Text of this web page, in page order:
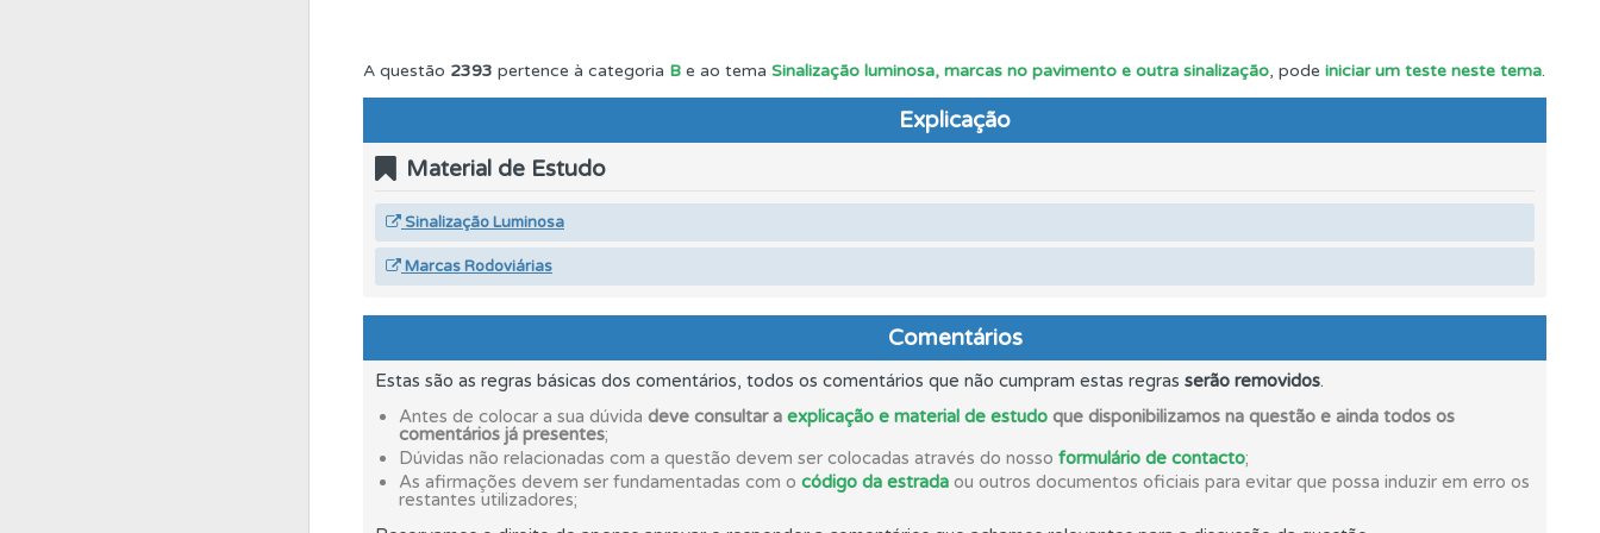
Consulte aqui todas as questões que usamos na plataforma.
Biblioteca Consulte o código da estrada na nossa biblioteca.
Questões Consulte as explicações das questões para esclarecimentos adicionais.
Testes Deve fazer o teste que recomendamos para obter os melhores resultados.
Tem um histórico dos seus testes no seu perfil.
A questão 2393 pertence à categoria B e ao tema Sinalização luminosa, marcas no pavimento e outra sinalização, pode iniciar um teste neste tema.
Explicação
Material de Estudo
Sinalização Luminosa
Marcas Rodoviárias
Comentários
Estas são as regras básicas dos comentários, todos os comentários que não cumpram estas regras serão removidos.
Antes de colocar a sua dúvida deve consultar a explicação e material de estudo que disponibilizamos na questão e ainda todos os
comentários já presentes;
Dúvidas não relacionadas com a questão devem ser colocadas através do nosso formulário de contacto;
As afirmações devem ser fundamentadas com o código da estrada ou outros documentos oficiais para evitar que possa induzir em erro os
restantes utilizadores;